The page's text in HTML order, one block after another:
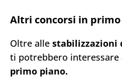
Altri concorsi in
Oltre alle stabilizzazioni
ti potrebbero interessare
primo piano.